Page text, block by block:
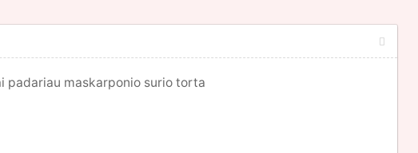
padariau maskarponio surio torta